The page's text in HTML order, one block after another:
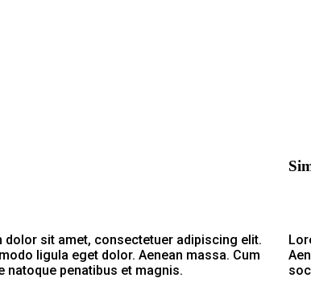
dolor sit amet, consectetuer adipiscing elit.
ligula eget dolor. Aenean massa. Cum
natoque penatibus et magnis.